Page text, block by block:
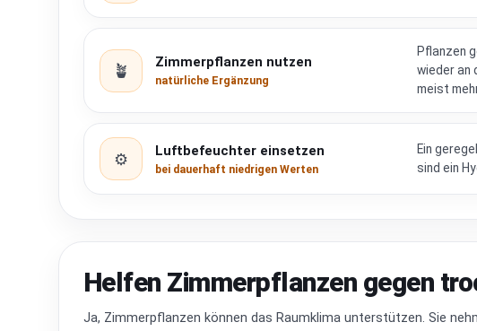
🪴 Zimmerpflanzen nutzen
natürliche Ergänzung
Pflanzen
wieder an
meist
⚙️ Luftbefeuchter einsetzen
bei dauerhaft niedrigen Werten
Ein
sind ein
Helfen Zimmerpflanzen gegen
Ja, Zimmerpflanzen können das Raumklima unterstützen. Sie